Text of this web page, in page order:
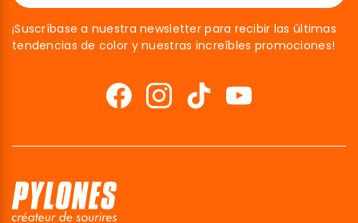
¡Suscríbase a nuestra newsletter para recibir las últimas
tendencias de color y nuestras increíbles promociones!